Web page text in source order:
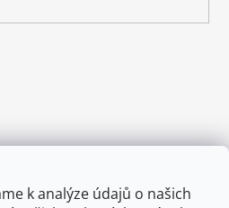
k analýze údajů o našich